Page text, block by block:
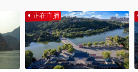
正在直播